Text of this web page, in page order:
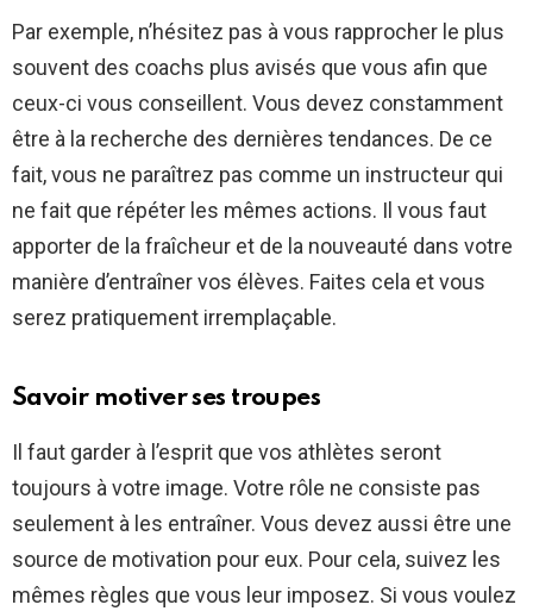
Par exemple, n’hésitez pas à vous rapprocher le plus
souvent des coachs plus avisés que vous afin que
ceux-ci vous conseillent. Vous devez constamment
être à la recherche des dernières tendances. De ce
fait, vous ne paraîtrez pas comme un instructeur qui
ne fait que répéter les mêmes actions. Il vous faut
apporter de la fraîcheur et de la nouveauté dans votre
manière d’entraîner vos élèves. Faites cela et vous
serez pratiquement irremplaçable.
Savoir motiver ses troupes
Il faut garder à l’esprit que vos athlètes seront
toujours à votre image. Votre rôle ne consiste pas
seulement à les entraîner. Vous devez aussi être une
source de motivation pour eux. Pour cela, suivez les
mêmes règles que vous leur imposez. Si vous voulez